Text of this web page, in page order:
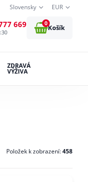
Slovensky EUR
669 0
Košík
ZDRAVÁ
VÝŽIVA
Položek k zobrazení:458